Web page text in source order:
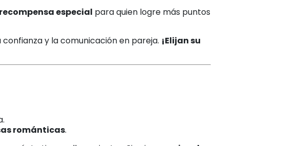
recompensa especial para quien logre más puntos
y la comunicación en pareja. ¡Elijan su
románticas.